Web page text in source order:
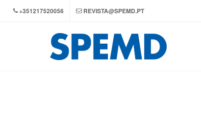
+351217520056 REVISTA@SPEMD.PT